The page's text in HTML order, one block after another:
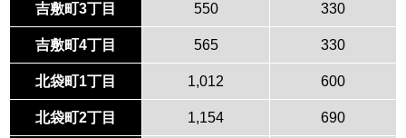
吉敷町3丁目 550 330
吉敷町4丁目 565 330
北袋町1丁目 1,012 600
北袋町2丁目 1,154 690